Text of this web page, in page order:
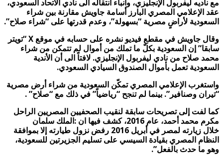
مع ناديه ليفربول الإنجليزي، وأنباء انتقاله الى نادي الاتحاد السعودي،
عقد الإعلامي المصري البارز أسامة جاويش مقارنة بين شراء
السعودية لأراضٍ مصرية “بسهولة”، وعدم قدرتها على “شراء صلاح”.
وقال جاويش في مقطع فيديو نشره على حسابه في موقع
تويتر
سابقا” إن السعودية بكلّ ما تملك من أموال لم تتمكن من شراء
محمد صلاح من نادي ليفربول الإنجليزي. لافتاً الى أن الأندية
السعودية تعمل بأموال الصندوق السيادي السعودي.
واستغرب الإعلامي المصري تمكّن السعودية من شراء أرض مصرية
“تيران وصنافير”. بينما لم تنجح “رياضياً” في ذلك مع “صلاح” .
كما لفت إلى تصريحات سابقة لنقيب الصحفيين المصريين الراحل
مكرم محمد أحمد، عام 2016، كشف فيها ان :الملك سلمان
خلال زيارته لمصر في أبريل 2016
رفض نزول طيارته إلا بموافقة
النظام المصري بقيادة السيسي على تسليم الجزيرتين للسعودية،
وهو ما حدث بالفعل”.